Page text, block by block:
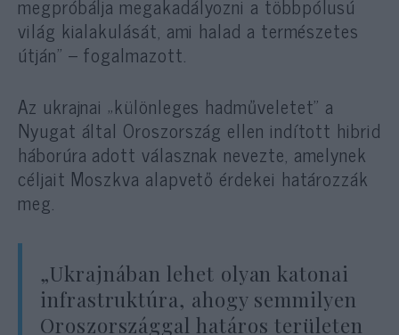
megpróbálja megakadályozni a többpólusú
világ kialakulását, ami halad a természetes
útján” – fogalmazott.
Az ukrajnai „különleges hadműveletet” a
Nyugat által Oroszország ellen indított hibrid
háborúra adott válasznak nevezte, amelynek
céljait Moszkva alapvető érdekei határozzák
meg.
„Ukrajnában lehet olyan katonai
infrastruktúra, ahogy semmilyen
Oroszországgal határos területen